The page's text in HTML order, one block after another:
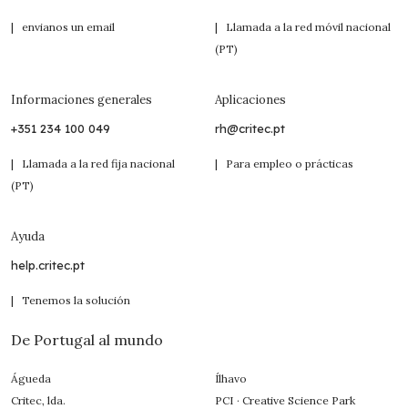
| envianos un email
| Llamada a la red móvil nacional
(PT)
Informaciones generales
+351 234 100 049
| Llamada a la red fija nacional
(PT)
Aplicaciones
rh@critec.pt
| Para empleo o prácticas
Ayuda
help.critec.pt
| Tenemos la solución
De Portugal al mundo
Águeda
Critec, lda.
Ílhavo
PCI · Creative Science Park